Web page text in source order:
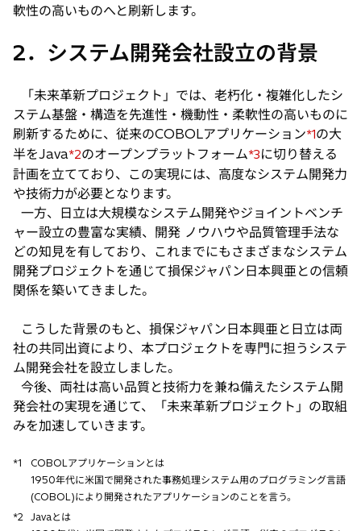
軟性の高いものへと刷新します。
2．システム開発会社設立の背景
「未来革新プロジェクト」では、老朽化・複雑化したシ
ステム基盤・構造を先進性・機動性・柔軟性の高いものに
刷新するために、従来のCOBOLアプリケーション*1の大
半をJava*2のオープンプラットフォーム*3に切り替える
計画を立てており、この実現には、高度なシステム開発力
や技術力が必要となります。
一方、日立は大規模なシステム開発やジョイントベンチ
ャー設立の豊富な実績、開発 ノウハウや品質管理手法な
どの知見を有しており、これまでにもさまざまなシステム
開発プロジェクトを通じて損保ジャパン日本興亜との信頼
関係を築いてきました。
こうした背景のもと、損保ジャパン日本興亜と日立は両
社の共同出資により、本プロジェクトを専門に担うシステ
ム開発会社を設立しました。
今後、両社は高い品質と技術力を兼ね備えたシステム開
発会社の実現を通じて、「未来革新プロジェクト」の取組
みを加速していきます。
*1
COBOLアプリケーションとは
1950年代に米国で開発された事務処理システム用のプログラミング言語
(COBOL)により開発されたアプリケーションのことを言う。
*2 Javaとは